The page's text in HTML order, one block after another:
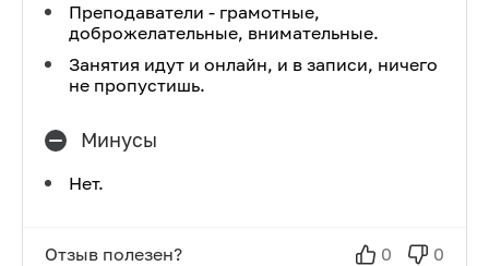
Преподаватели - грамотные,
доброжелательные, внимательные.
Занятия идут и онлайн, и в записи, ничего
не пропустишь.
Минусы
Нет.
Отзыв полезен? 0 0